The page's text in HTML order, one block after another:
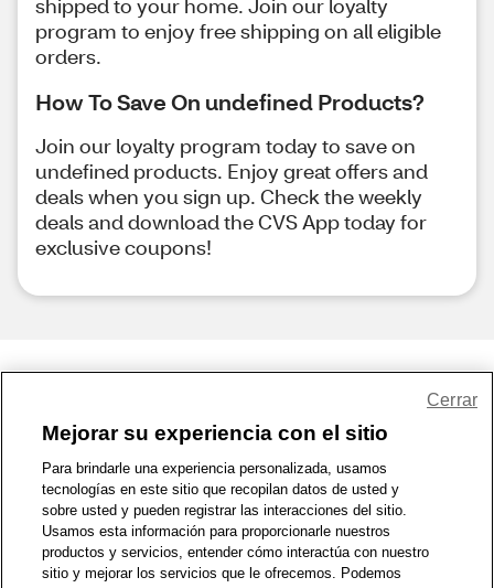
shipped to your home. Join our loyalty
program to enjoy free shipping on all eligible
orders.
How To Save On undefined Products?
Join our loyalty program today to save on
undefined products. Enjoy great offers and
deals when you sign up. Check the weekly
deals and download the CVS App today for
exclusive coupons!
1-800-679-9691 | Contáctenos | Términos de Uso | Accesibilidad
Política de Privacidad | WA Privacy Policy | Mapa del sitio
Zona de Bienestar | © 1999 - 2026 CVS.com
Mejorar su experiencia con el sitio
Para brindarle una experiencia personalizada, usamos
tecnologías en este sitio que recopilan datos de usted y
sobre usted y pueden registrar las interacciones del sitio.
Usamos esta información para proporcionarle nuestros
productos y servicios, entender cómo interactúa con nuestro
sitio y mejorar los servicios que le ofrecemos. Podemos
Cerrar